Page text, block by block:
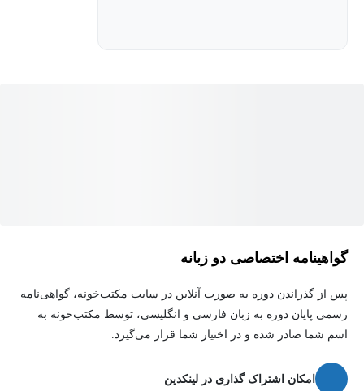
شما یاد می‌گیرید چطور قطعات مختلف پازل (کدنویسی، جمع‌آوری داده
و رابط کاربری) را کنار هم بگذارید تا یک نرم‌افزار کامل و قابل فروش
بسازید.
برای ساخت بات ها - داشبورد های تحلیل داده و اپلیکیشن ها کاربرد
گواهینامه اختصاصی دو زبانه
پس از گذراندن دوره به صورت آنلاین در سایت مکتب‌خونه، گواهی‌نامه
رسمی پایان دوره به زبان فارسی و انگلیسی، توسط مکتب‌خونه به
اسم شما صادر شده و در اختیار شما قرار می‌گیرد.
امکان اشتراک گذاری در لینکدین